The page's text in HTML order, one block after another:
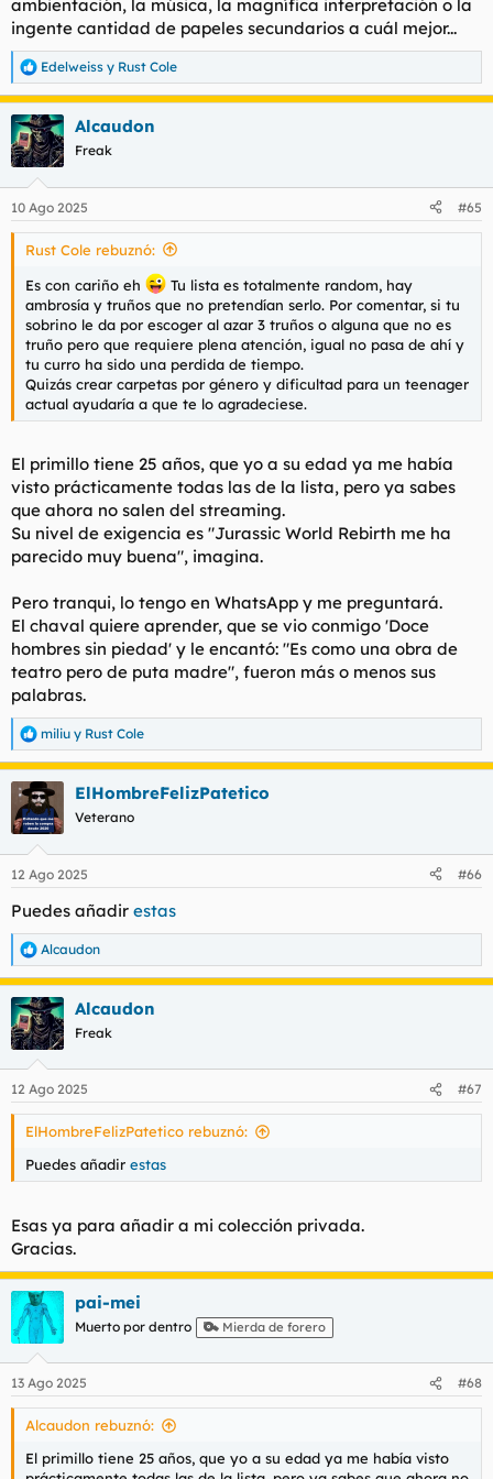
ambientación, la música, la magnífica interpretación o la
ingente cantidad de papeles secundarios a cuál mejor...
R
e
c
c
i
e
s
Edelweiss y Rust Cole
Alcaudon
Freak
10 Ago 2025 #65
Rust Cole rebuznó:
Es con cariño eh
Tu lista es totalmente random, hay
ambrosía y truños que no pretendían serlo. Por comentar, si tu
sobrino le da por escoger al azar 3 truños o alguna que no es
truño pero que requiere plena atención, igual no pasa de ahí y
tu curro ha sido una perdida de tiempo.
Quizás crear carpetas por género y dificultad para un teenager
actual ayudaría a que te lo agradeciese.
El primillo tiene 25 años, que yo a su edad ya me había
visto prácticamente todas las de la lista, pero ya sabes
que ahora no salen del streaming.
Su nivel de exigencia es "Jurassic World Rebirth me ha
parecido muy buena", imagina.
Pero tranqui, lo tengo en WhatsApp y me preguntará.
El chaval quiere aprender, que se vio conmigo 'Doce
hombres sin piedad' y le encantó: "Es como una obra de
teatro pero de puta madre", fueron más o menos sus
palabras.
R
e
c
c
i
e
:
miliu y Rust Cole
ElHombreFelizPatetico
Veterano
12 Ago 2025 #66
Puedes añadir estas
R
e
a
c
c
i
e
s
Alcaudon
Alcaudon
Freak
12 Ago 2025 #67
ElHombreFelizPatetico rebuznó:
Puedes añadir estas
Esas ya para añadir a mi colección privada.
Gracias.
pai-mei
Muerto por dentro Mierda de forero
13 Ago 2025 #68
Alcaudon rebuznó:
El primillo tiene 25 años, que yo a su edad ya me había visto